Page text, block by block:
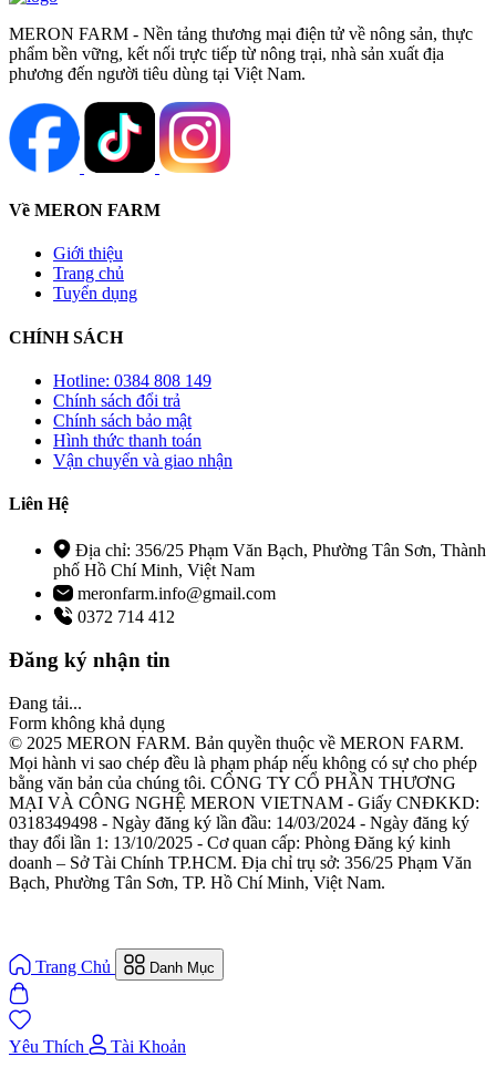
MERON FARM - Nền tảng thương mại điện tử về nông sản, thực
phẩm bền vững, kết nối trực tiếp từ nông trại, nhà sản xuất địa
phương đến người tiêu dùng tại Việt Nam.
Về MERON FARM
Giới thiệu
Trang chủ
Tuyển dụng
CHÍNH SÁCH
Hotline: 0384 808 149
Chính sách đổi trả
Chính sách bảo mật
Hình thức thanh toán
Vận chuyển và giao nhận
Liên Hệ
Địa chỉ: 356/25 Phạm Văn Bạch, Phường Tân Sơn, Thành
phố Hồ Chí Minh, Việt Nam
meronfarm.info@gmail.com
0372 714 412
Đăng ký nhận tin
Đang tải...
Form không khả dụng
© 2025 MERON FARM. Bản quyền thuộc về MERON FARM.
Mọi hành vi sao chép đều là phạm pháp nếu không có sự cho phép
bằng văn bản của chúng tôi. CÔNG TY CỔ PHẦN THƯƠNG
MẠI VÀ CÔNG NGHỆ MERON VIETNAM - Giấy CNĐKKD:
0318349498 - Ngày đăng ký lần đầu: 14/03/2024 - Ngày đăng ký
thay đổi lần 1: 13/10/2025 - Cơ quan cấp: Phòng Đăng ký kinh
doanh – Sở Tài Chính TP.HCM. Địa chỉ trụ sở: 356/25 Phạm Văn
Bạch, Phường Tân Sơn, TP. Hồ Chí Minh, Việt Nam.
Trang Chủ Danh Mục
Yêu Thích Tài Khoản